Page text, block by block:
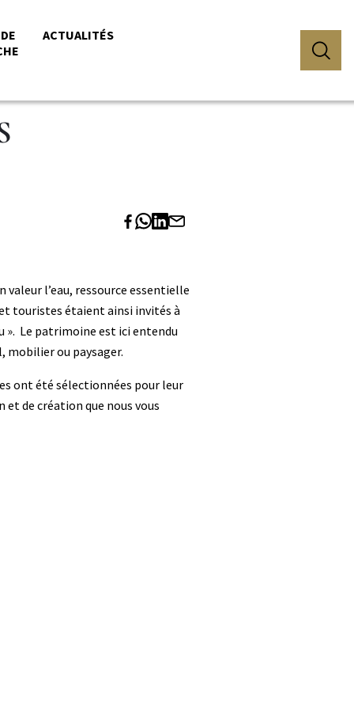
ACTUALITÉS
l’eau, ressource essentielle
touristes étaient ainsi invités à
». Le patrimoine est ici entendu
ou paysager.
ont été sélectionnées pour leur
de création que nous vous